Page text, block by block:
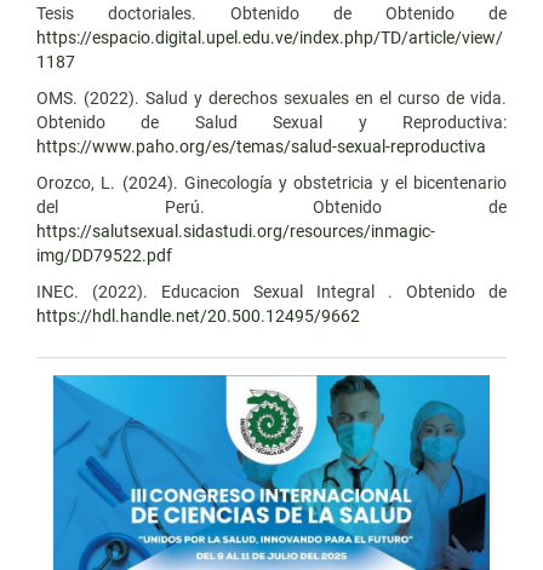
Tesis doctoriales. Obtenido de Obtenido de
https://espacio.digital.upel.edu.ve/index.php/TD/article/view/
1187
OMS. (2022). Salud y derechos sexuales en el curso de vida.
Obtenido de Salud Sexual y Reproductiva:
https://www.paho.org/es/temas/salud-sexual-reproductiva
Orozco, L. (2024). Ginecología y obstetricia y el bicentenario
del Perú. Obtenido de
https://salutsexual.sidastudi.org/resources/inmagic-
img/DD79522.pdf
INEC. (2022). Educacion Sexual Integral . Obtenido de
https://hdl.handle.net/20.500.12495/9662